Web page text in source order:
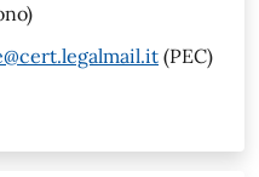
(PEC)